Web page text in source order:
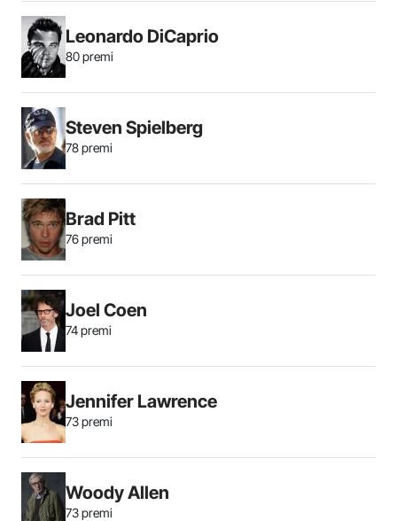
Leonardo DiCaprio
80 premi
Steven Spielberg
78 premi
Brad Pitt
76 premi
Joel Coen
74 premi
Jennifer Lawrence
73 premi
Woody Allen
73 premi